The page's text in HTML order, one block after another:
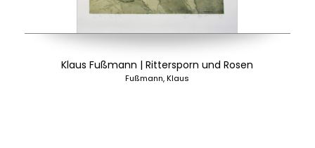
Klaus Fußmann | Rittersporn und Rosen
Fußmann, Klaus